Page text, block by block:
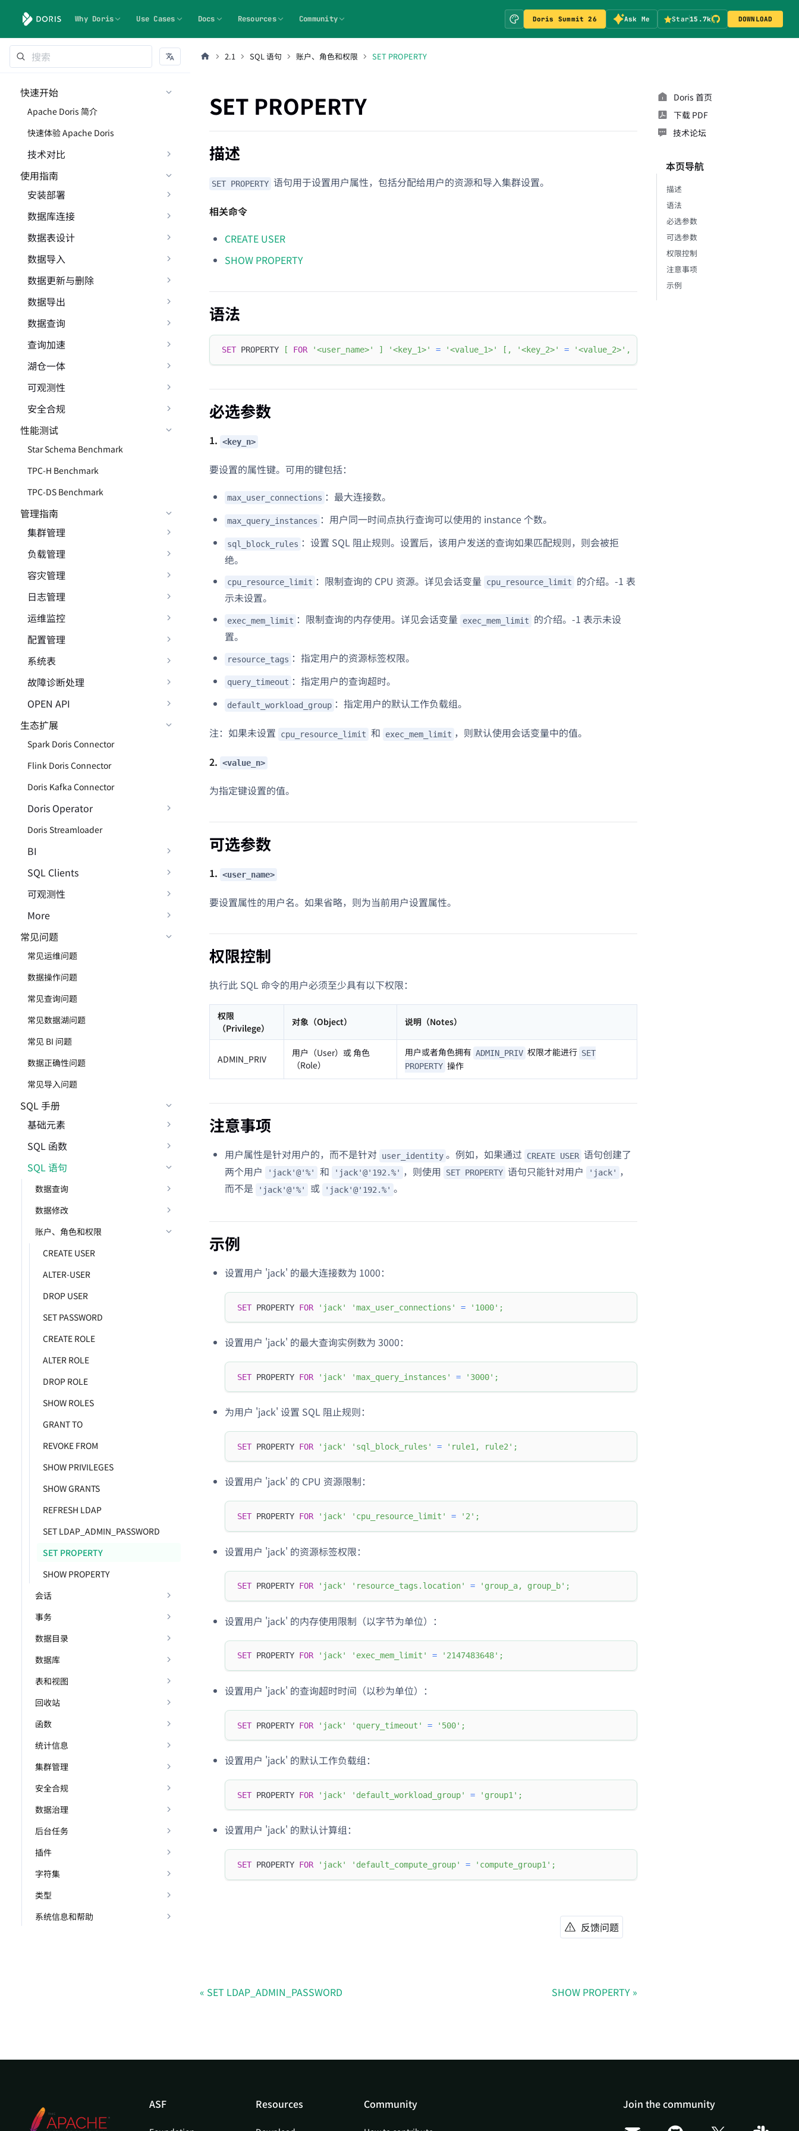
Why Doris Use Cases Docs Resources Community Doris Summit 26 Ask Me Star15.7k DOWNLOAD
快速开始
Apache Doris 简介
快速体验 Apache Doris
技术对比
使用指南
安装部署
数据库连接
数据表设计
数据导入
数据更新与删除
数据导出
数据查询
查询加速
湖仓一体
可观测性
安全合规
性能测试
Star Schema Benchmark
TPC-H Benchmark
TPC-DS Benchmark
管理指南
集群管理
负载管理
容灾管理
日志管理
运维监控
配置管理
系统表
故障诊断处理
OPEN API
生态扩展
Spark Doris Connector
Flink Doris Connector
Doris Kafka Connector
Doris Operator
Doris Streamloader
BI
SQL Clients
可观测性
More
常见问题
常见运维问题
数据操作问题
常见查询问题
常见数据湖问题
常见 BI 问题
数据正确性问题
常见导入问题
SQL 手册
基础元素
SQL 函数
SQL 语句
数据查询
数据修改
账户、角色和权限
CREATE USER
ALTER-USER
DROP USER
SET PASSWORD
CREATE ROLE
ALTER ROLE
DROP ROLE
SHOW ROLES
GRANT TO
REVOKE FROM
SHOW PRIVILEGES
SHOW GRANTS
REFRESH LDAP
SET LDAP_ADMIN_PASSWORD
SET PROPERTY
SHOW PROPERTY
会话
事务
数据目录
数据库
表和视图
回收站
函数
统计信息
集群管理
安全合规
数据治理
后台任务
插件
字符集
类型
系统信息和帮助
2.1 SQL 语句 账户、角色和权限 SET PROPERTY
SET PROPERTY
描述
SET PROPERTY 语句用于设置用户属性，包括分配给用户的资源和导入集群设置。
相关命令
CREATE USER
SHOW PROPERTY
语法
SET PROPERTY [ FOR '<user_name>' ] '<key_1>' = '<value_1>' [ , '<key_2>' = '<value_2>' ,
必选参数
1. <key_n>
要设置的属性键。可用的键包括：
max_user_connections ：最大连接数。
max_query_instances ：用户同一时间点执行查询可以使用的 instance 个数。
sql_block_rules ：设置 SQL 阻止规则。设置后，该用户发送的查询如果匹配规则，则会被拒
绝。
cpu_resource_limit ：限制查询的 CPU 资源。详见会话变量 cpu_resource_limit
的介绍。-1 表
示未设置。
exec_mem_limit ：限制查询的内存使用。详见会话变量 exec_mem_limit
的介绍。-1 表示未设
置。
resource_tags ：指定用户的资源标签权限。
query_timeout ：指定用户的查询超时。
default_workload_group ：指定用户的默认工作负载组。
注：如果未设置 cpu_resource_limit 和 exec_mem_limit ，则默认使用会话变量中的值。
2. <value_n>
为指定键设置的值。
可选参数
1. <user_name>
要设置属性的用户名。如果省略，则为当前用户设置属性。
权限控制
执行此 SQL 命令的用户必须至少具有以下权限：
权限
（Privilege）
对象（Object） 说明（Notes）
ADMIN_PRIV
用户（User）或 角色
（Role）
用户或者角色拥有 ADMIN_PRIV 权限才能进行 SET
PROPERTY 操作
注意事项
用户属性是针对用户的，而不是针对 user_identity 。例如，如果通过 CREATE USER 语句创建了
两个用户
'jack'@'%' 和 'jack'@'192.%' ，则使用 SET PROPERTY 语句只能针对用户 'jack' ，
而不是
'jack'@'%' 或 'jack'@'192.%' 。
示例
设置用户 'jack' 的最大连接数为 1000：
SET PROPERTY FOR 'jack' 'max_user_connections' = '1000' ;
设置用户 'jack' 的最大查询实例数为 3000：
SET PROPERTY FOR 'jack' 'max_query_instances' = '3000' ;
为用户 'jack' 设置 SQL 阻止规则：
SET PROPERTY FOR 'jack' 'sql_block_rules' = 'rule1, rule2' ;
设置用户 'jack' 的 CPU 资源限制：
SET PROPERTY FOR 'jack' 'cpu_resource_limit' = '2' ;
设置用户 'jack' 的资源标签权限：
SET PROPERTY FOR 'jack' 'resource_tags.location' = 'group_a, group_b' ;
设置用户 'jack' 的内存使用限制（以字节为单位）：
SET PROPERTY FOR 'jack' 'exec_mem_limit' = '2147483648' ;
设置用户 'jack' 的查询超时时间（以秒为单位）：
SET PROPERTY FOR 'jack' 'query_timeout' = '500' ;
设置用户 'jack' 的默认工作负载组：
SET PROPERTY FOR 'jack' 'default_workload_group' = 'group1' ;
设置用户 'jack' 的默认计算组：
SET PROPERTY FOR 'jack' 'default_compute_group' = 'compute_group1' ;
反馈问题
SET LDAP_ADMIN_PASSWORD SHOW PROPERTY
Doris 首页
下载 PDF
技术论坛
本页导航
描述
语法
必选参数
可选参数
权限控制
注意事项
示例
ASF Resources Community Join the community